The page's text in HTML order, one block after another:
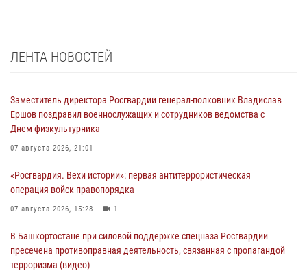
ЛЕНТА НОВОСТЕЙ
Заместитель директора Росгвардии генерал-полковник Владислав
Ершов поздравил военнослужащих и сотрудников ведомства с
Днем физкультурника
07 августа 2026, 21:01
«Росгвардия. Вехи истории»: первая антитеррористическая
операция войск правопорядка
07 августа 2026, 15:28 1
В Башкортостане при силовой поддержке спецназа Росгвардии
пресечена противоправная деятельность, связанная с пропагандой
терроризма (видео)